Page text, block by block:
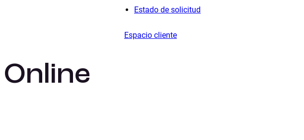
Estado de solicitud
Espacio cliente
Préstamos Baratos
Online